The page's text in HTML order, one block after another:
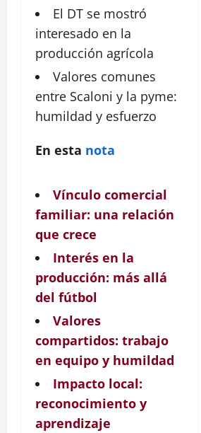
El DT se mostró
interesado en la
producción agrícola
Valores comunes
entre Scaloni y la pyme:
humildad y esfuerzo
En esta nota
Vínculo comercial
familiar: una relación
que crece
Interés en la
producción: más allá
del fútbol
Valores
compartidos: trabajo
en equipo y humildad
Impacto local:
reconocimiento y
aprendizaje